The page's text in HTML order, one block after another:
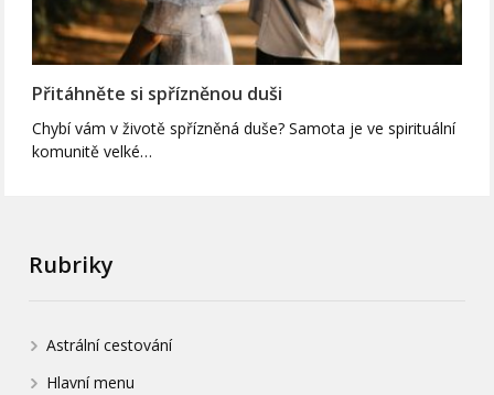
Přitáhněte si spřízněnou duši
Chybí vám v životě spřízněná duše? Samota je ve spirituální
komunitě velké…
Rubriky
Astrální cestování
Hlavní menu